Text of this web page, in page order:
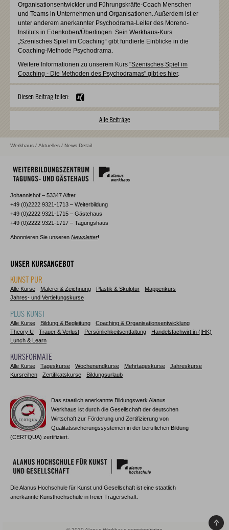
Organisationsentwickler und Führungskräfte-Coach Menschen
und Teams in Unternehmen und Organisationen. Außerdem ist er
unter anderem anerkannter Psychodrama-Leiter des Moreno-
Instituts in Edenkoben/Überlingen. Sein Werkhaus-Kurs
„Szenisches Spiel im Coaching“ gibt fundierte Einblicke in die
Coaching-Methode Psychodrama.
Weitere Informationen zu unserem Kurs "Szenisches Spiel im
Coaching - Die Methoden des Psychodramas" gibt es hier.
Diesen Beitrag teilen:
Alle Beiträge
Werkhaus / Aktuelles / News Detail
Johannishof – 53347 Alfter
+49 (0)2222 9321-1713 – Weiterbildung
+49 (0)2222 9321-1715 – Gästehaus
+49 (0)2222 9321-1717 – Tagungshaus
Abonnieren Sie unseren Newsletter!
UNSER KURSANGEBOT
KUNST PUR
Alle Kurse Malerei & Zeichnung Plastik & Skulptur
Mappenkurs
Jahres- und Vertiefungskurse
PLUS KUNST
Alle Kurse Bildung & Begleitung
Coaching & Organisationsentwicklung
Theory U
Trauer & Verlust Persönlichkeitsentfaltung
Handelsfachwirt:in (IHK)
Lunch & Learn
KURSFORMATE
Alle Kurse Tageskurse Wochenendkurse Mehrtageskurse
Jahreskurse
Kursreihen
Zertifikatskurse Bildungsurlaub
Das staatlich anerkannte Bildungswerk Alanus
Werkhaus ist durch die Gesellschaft der deutschen
Wirtschaft zur Förderung und Zertifizierung von
Qualitätssicherungssystemen in der beruflichen Bildung
(CERTQUA) zertifiziert.
Die Alanus Hochschule für Kunst und Gesellschaft ist eine staatlich
anerkannte Kunsthochschule in freier Trägerschaft.